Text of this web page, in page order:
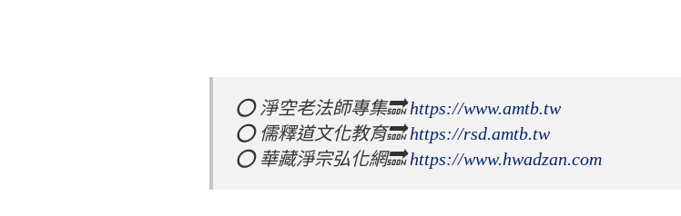
⭕️ 淨空老法師專集🔜 https://www.amtb.tw
⭕️ 儒釋道文化教育🔜 https://rsd.amtb.tw
⭕️ 華藏淨宗弘化網🔜 https://www.hwadzan.com